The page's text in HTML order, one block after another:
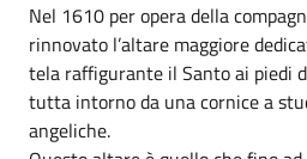
Nel 1610 per opera della
rinnovato l’altare maggiore
tela raffigurante il Santo ai piedi
tutta intorno da una cornice a
angeliche.